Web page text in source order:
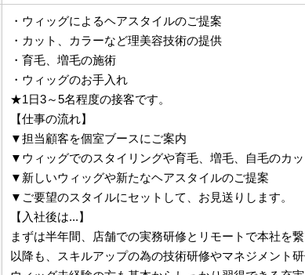
・ウィッグによるヘアスタイルのご提案
・カット、カラーなど理美容技術の提供
・育毛、増毛の施術
・ウィッグのお手入れ
★1日3～5名程度の接客です。
【仕事の流れ】
▼担当顧客を個室ブースにご案内
▼ウィッグでのスタイリングや育毛、増毛、自毛のカ
▼新しいウィッグや新たなヘアスタイルのご提案
▼ご要望のスタイルにセットして、お見送りします。
【入社後は...】
まずは半年間、店舗での実務研修とリモートで本社を
以降も、スキルアップの為の技術研修やマネジメント